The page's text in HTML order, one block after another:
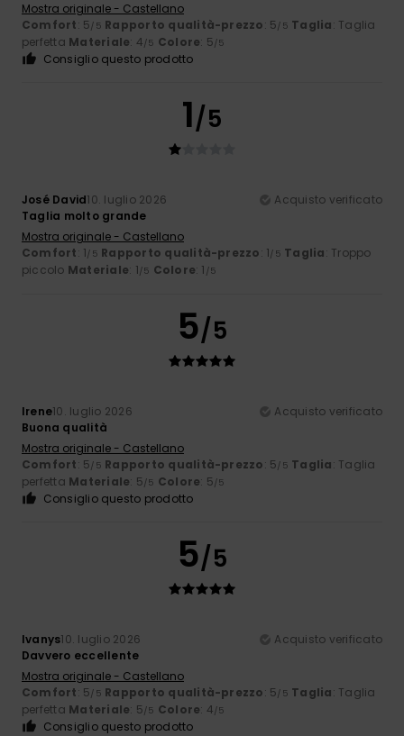
Mostra originale - Castellano
Comfort: 5/5 Rapporto qualità-prezzo: 5/5 Taglia: Taglia
perfetta Materiale: 4/5 Colore: 5/5
Consiglio questo prodotto
1/5
José David10. luglio 2026
Acquisto verificato
Taglia molto grande
Mostra originale - Castellano
Comfort: 1/5 Rapporto qualità-prezzo: 1/5 Taglia: Troppo
piccolo Materiale: 1/5 Colore: 1 /5
5/5
Irene10. luglio 2026
Acquisto verificato
Buona qualità
Mostra originale - Castellano
Comfort: 5/5 Rapporto qualità-prezzo: 5/5 Taglia: Taglia
perfetta Materiale: 5/5 Colore: 5/5
Consiglio questo prodotto
5/5
Ivanys10. luglio 2026
Acquisto verificato
Davvero eccellente
Mostra originale - Castellano
Comfort: 5/5 Rapporto qualità-prezzo: 5/5 Taglia: Taglia
perfetta Materiale: 5/5 Colore: 4/5
Consiglio questo prodotto